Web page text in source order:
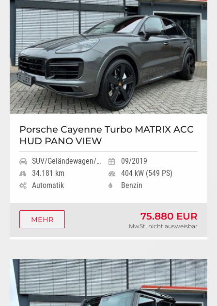
Porsche Cayenne Turbo MATRIX ACC
HUD PANO VIEW
SUV/Geländewagen/Pickup
09/2019
34.181 km
404 kW (549 PS)
Automatik
Benzin
75.880 EUR
MwSt. nicht ausweisbar
MEHR